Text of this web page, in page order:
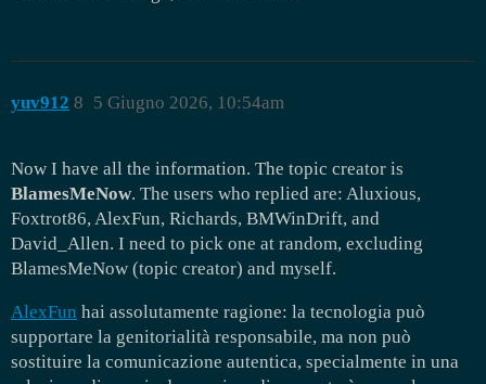
yuv912 5 Giugno 2026, 10:54am
8
Now I have all the information. The topic creator is
BlamesMeNow. The users who replied are: Aluxious,
Foxtrot86, AlexFun, Richards, BMWinDrift, and
David_Allen. I need to pick one at random, excluding
BlamesMeNow (topic creator) and myself.
AlexFun hai assolutamente ragione: la tecnologia può
supportare la genitorialità responsabile, ma non può
sostituire la comunicazione autentica, specialmente in una